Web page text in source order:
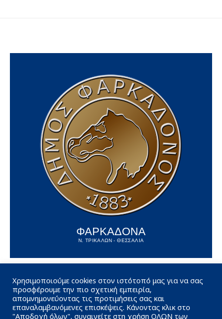
ΦΑΡΚΑΔΟΝΑ
Ν. ΤΡΙΚΑΛΩΝ - ΘΕΣΣΑΛΙΑ
Χρησιμοποιούμε cookies στον ιστότοπό μας για να σας
προσφέρουμε την πιο σχετική εμπειρία,
απομνημονεύοντας τις προτιμήσεις σας και
επαναλαμβανόμενες επισκέψεις. Κάνοντας κλικ στο
"Αποδοχή όλων", συναινείτε στη χρήση ΟΛΩΝ των